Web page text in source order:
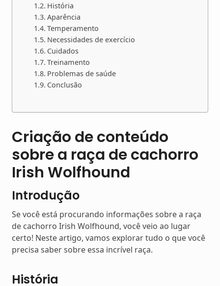
História
Aparência
Temperamento
Necessidades de exercício
Cuidados
Treinamento
Problemas de saúde
Conclusão
Criação de conteúdo
sobre a raça de cachorro
Irish Wolfhound
Introdução
Se você está procurando informações sobre a raça
de cachorro Irish Wolfhound, você veio ao lugar
certo! Neste artigo, vamos explorar tudo o que você
precisa saber sobre essa incrível raça.
História